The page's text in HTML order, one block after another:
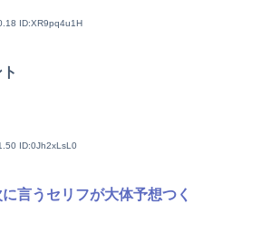
ID:XR9pq4u1H
ID:0Jh2xLsL0
言うセリフが大体予想つく